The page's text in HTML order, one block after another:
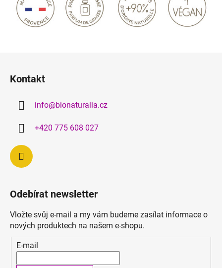
Kontakt
info@bionaturalia.cz
+420 775 608 027
Odebírat newsletter
Vložte svůj e-mail a my vám budeme zasílat informace o
nových produktech na našem e-shopu.
E-mail